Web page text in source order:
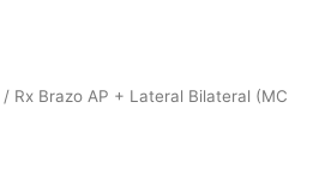
/ Rx Brazo AP + Lateral Bilateral (MC